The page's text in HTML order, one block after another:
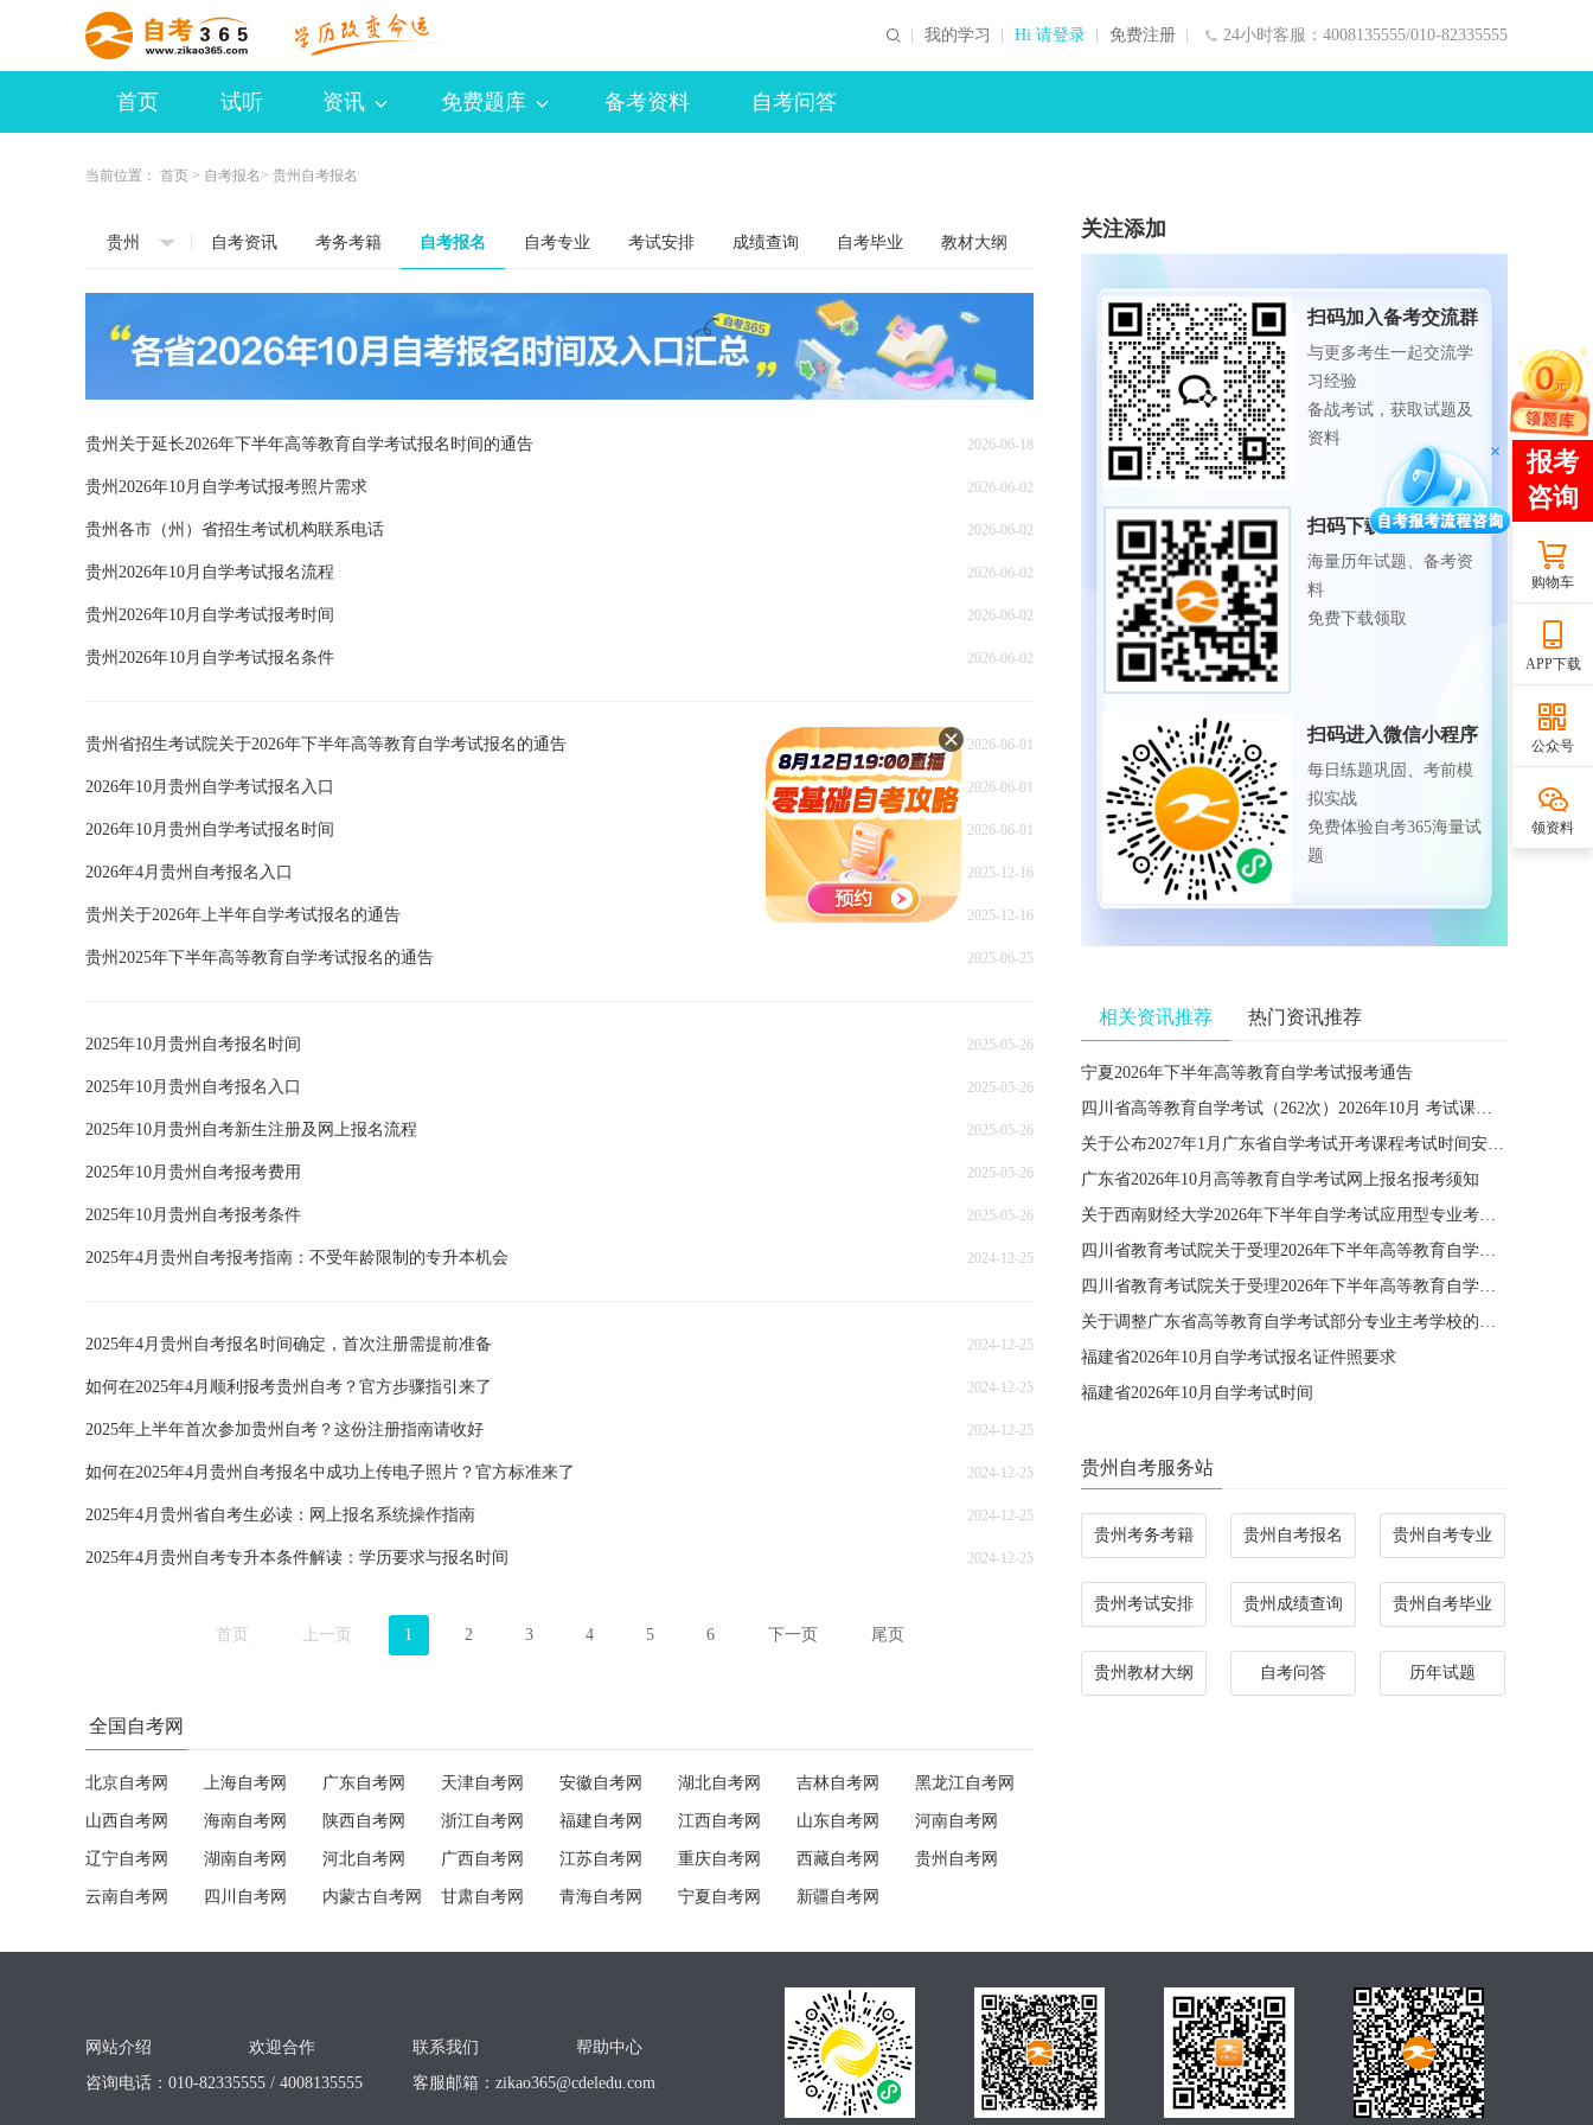
24小时客服：4008135555/010-82335555
我的学习 Hi 请登录 免费注册
首页 试听 资讯 免费题库 备考资料 自考问答
当前位置： 首页 > 自考报名 > 贵州自考报名
贵州 自考资讯 考务考籍 自考报名 自考专业 考试安排 成绩查询 自考毕业 教材大纲
贵州关于延长2026年下半年高等教育自学考试报名时间的通告 2026-06-18
贵州2026年10月自学考试报考照片需求 2026-06-02
贵州各市（州）省招生考试机构联系电话 2026-06-02
贵州2026年10月自学考试报名流程 2026-06-02
贵州2026年10月自学考试报考时间 2026-06-02
贵州2026年10月自学考试报名条件 2026-06-02
贵州省招生考试院关于2026年下半年高等教育自学考试报名的通告 2026-06-01
2026年10月贵州自学考试报名入口 2026-06-01
2026年10月贵州自学考试报名时间 2026-06-01
2026年4月贵州自考报名入口 2025-12-16
贵州关于2026年上半年自学考试报名的通告 2025-12-16
贵州2025年下半年高等教育自学考试报名的通告 2025-06-25
2025年10月贵州自考报名时间 2025-05-26
2025年10月贵州自考报名入口 2025-05-26
2025年10月贵州自考新生注册及网上报名流程 2025-05-26
2025年10月贵州自考报考费用 2025-05-26
2025年10月贵州自考报考条件 2025-05-26
2025年4月贵州自考报考指南：不受年龄限制的专升本机会 2024-12-25
2025年4月贵州自考报名时间确定，首次注册需提前准备 2024-12-25
如何在2025年4月顺利报考贵州自考？官方步骤指引来了 2024-12-25
2025年上半年首次参加贵州自考？这份注册指南请收好 2024-12-25
如何在2025年4月贵州自考报名中成功上传电子照片？官方标准来了 2024-12-25
2025年4月贵州省自考生必读：网上报名系统操作指南 2024-12-25
2025年4月贵州自考专升本条件解读：学历要求与报名时间 2024-12-25
首页 上一页 1 2 3 4 5 6 下一页 尾页
全国自考网
北京自考网 上海自考网 广东自考网 天津自考网 安徽自考网 湖北自考网 吉林自考网 黑龙江自考网
山西自考网 海南自考网 陕西自考网 浙江自考网 福建自考网 江西自考网 山东自考网 河南自考网
辽宁自考网 湖南自考网 河北自考网 广西自考网 江苏自考网 重庆自考网 西藏自考网 贵州自考网
云南自考网 四川自考网 内蒙古自考网 甘肃自考网 青海自考网 宁夏自考网 新疆自考网
关注添加
扫码加入备考交流群
与更多考生一起交流学
习经验
备战考试，获取试题及
资料
扫码下载APP
海量历年试题、备考资
料
免费下载领取
扫码进入微信小程序
每日练题巩固、考前模
拟实战
免费体验自考365海量试
题
相关资讯推荐 热门资讯推荐
宁夏2026年下半年高等教育自学考试报考通告
四川省高等教育自学考试（262次）2026年10月 考试课程简表
关于公布2027年1月广东省自学考试开考课程考试时间安排和使用教材的通知
广东省2026年10月高等教育自学考试网上报名报考须知
关于西南财经大学2026年下半年自学考试应用型专业考籍更改办理的通知
四川省教育考试院关于受理2026年下半年高等教育自学考试省际转考申请的通告
四川省教育考试院关于受理2026年下半年高等教育自学考试考籍更改申请的通告
关于调整广东省高等教育自学考试部分专业主考学校的通知
福建省2026年10月自学考试报名证件照要求
福建省2026年10月自学考试时间
贵州自考服务站
贵州考务考籍 贵州自考报名 贵州自考专业
贵州考试安排 贵州成绩查询 贵州自考毕业
贵州教材大纲 自考问答 历年试题
购物车
APP下载
公众号
领资料
网站介绍 欢迎合作 联系我们
帮助中心
咨询电话：010-82335555 / 4008135555
客服邮箱： zikao365@cdeledu.com